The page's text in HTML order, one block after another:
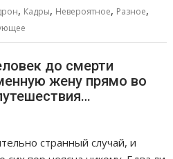
, Кадры, Невероятное, Разное,
до смерти
жену прямо во
странный случай, и